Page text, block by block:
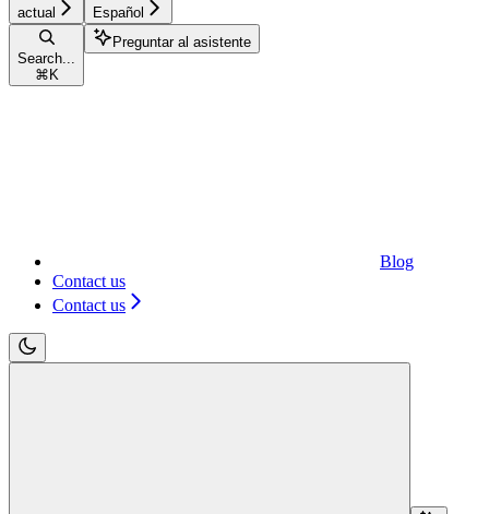
actual Español
Search...
⌘ K
Preguntar al asistente
Blog
Contact us
Contact us